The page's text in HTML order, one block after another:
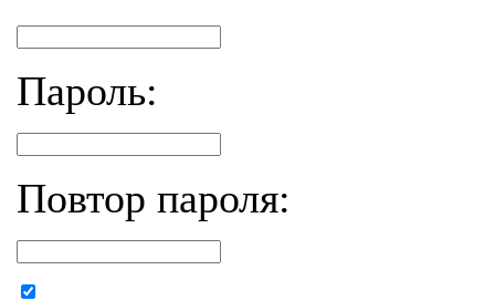
Пароль:
Повтор пароля: